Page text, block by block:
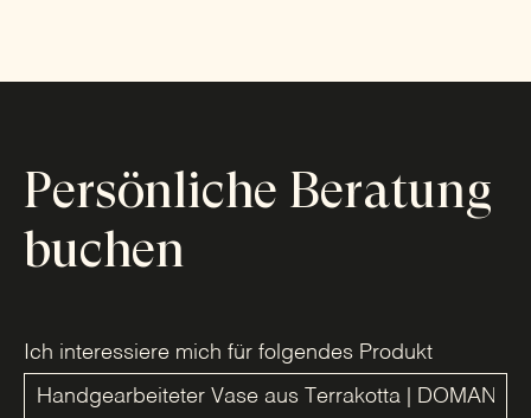
Persönliche Beratung
buchen
Ich interessiere mich für folgendes Produkt